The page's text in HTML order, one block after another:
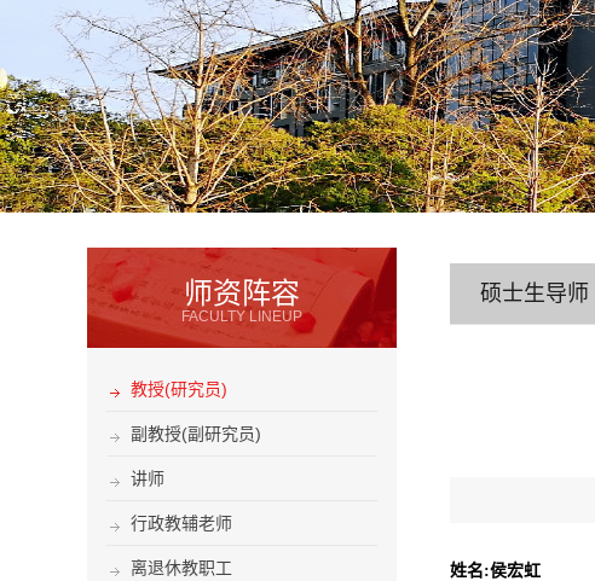
师资阵容
FACULTY LINEUP
教授(研究员)
副教授(副研究员)
讲师
行政教辅老师
离退休教职工
硕士生导师
姓名:侯宏虹